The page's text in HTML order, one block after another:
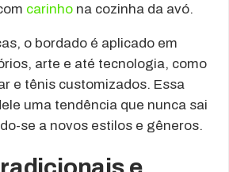
carinho na cozinha da avó.
o bordado é aplicado em
arte e até tecnologia, como
e tênis customizados. Essa
uma tendência que nunca sai
se a novos estilos e gêneros.